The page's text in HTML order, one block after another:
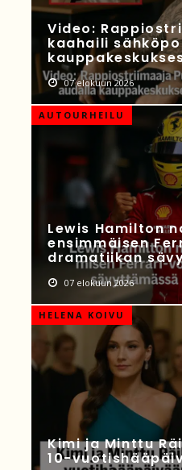
Video:
kaahaili
07 elokuun 2026
AUTOURHEILU
Lewis Hamilton
ensimmäisen
dramatiikan
07 elokuun 2026
HELENA KOIVU
Kimi ja Minttu
10-